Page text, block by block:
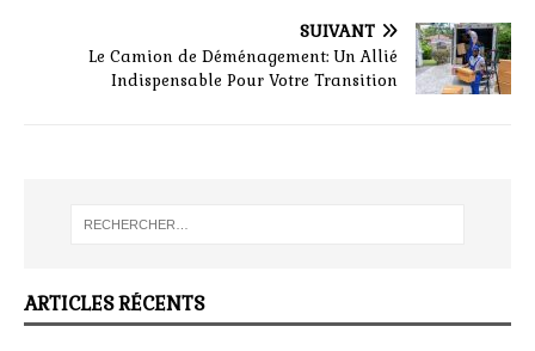
SUIVANT
Le Camion de Déménagement: Un Allié
Indispensable Pour Votre Transition
ARTICLES RÉCENTS